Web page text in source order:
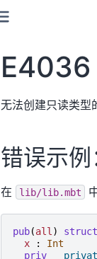
E4036
无法创建只读类型
错误示例
在 lib/lib.mbt
pub(all ) struct
x
:
Int
priv